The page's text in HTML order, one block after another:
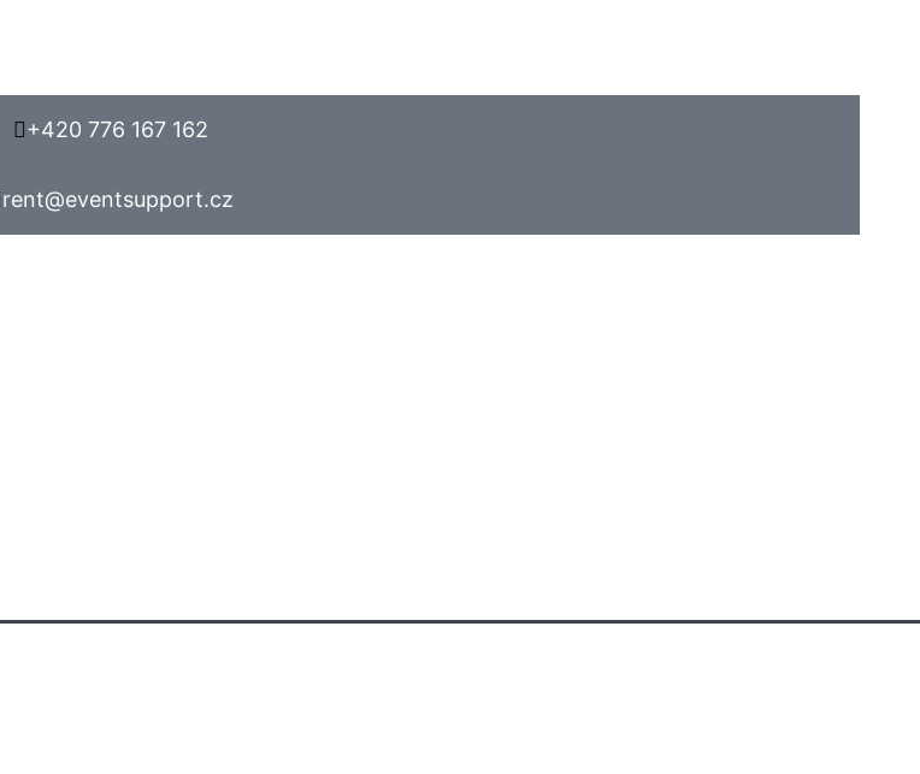
+420 776 167 162
rent@eventsupport.cz